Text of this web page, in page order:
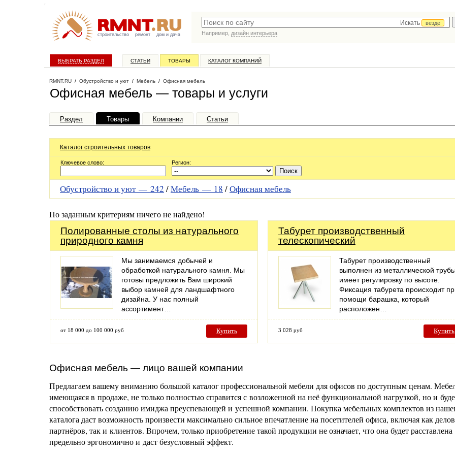
строительство ремонт дом и дача
Искать
везде
Например, дизайн интерьера
ВЫБРАТЬ РАЗДЕЛ СТАТЬИ ТОВАРЫ КАТАЛОГ КОМПАНИЙ
RMNT.RU / Обустройство и уют / Мебель / Офисная мебель
Офисная мебель — товары и услуги
Раздел Товары Компании Статьи
Каталог строительных товаров
Ключевое слово: Регион:
Обустройство и уют — 242 /Мебель — 18 /Офисная мебель
По заданным критериям ничего не найдено!
Полированные столы из натурального
природного камня
Мы занимаемся добычей и
обработкой натурального камня. Мы
готовы предложить Вам широкий
выбор камней для ландшафтного
дизайна. У нас полный
ассортимент…
от 18 000 до 100 000 руб Купить
Табурет производственный
телескопический
Табурет производственный
выполнен из металлической
имеет регулировку по высоте.
Фиксация табурета происходит
помощи барашка, который
расположен…
3 028 руб Купить
Офисная мебель — лицо вашей компании
Предлагаем вашему вниманию большой каталог профессиональной мебели для офисов по доступным ценам.
имеющаяся в продаже, не только полностью справится с возложенной на неё функциональной нагрузкой, но и
способствовать созданию имиджа преуспевающей и успешной компании. Покупка мебельных комплектов из
каталога даст возможность произвести максимально сильное впечатление на посетителей офиса, включая как
партнёров, так и клиентов. Впрочем, только приобретение такой продукции не означает, что она будет расставлена
предельно эргономично и даст безусловный эффект.